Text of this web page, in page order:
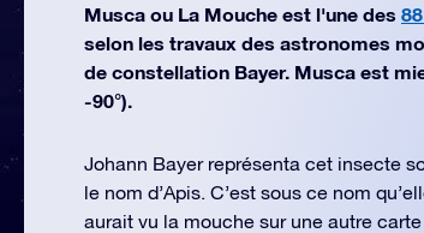
Musca ou La Mouche est l'une des
selon les travaux des astronomes
de constellation Bayer. Musca est
-90°).
Johann Bayer représenta cet insecte
le nom d’Apis. C’est sous ce nom
aurait vu la mouche sur une autre